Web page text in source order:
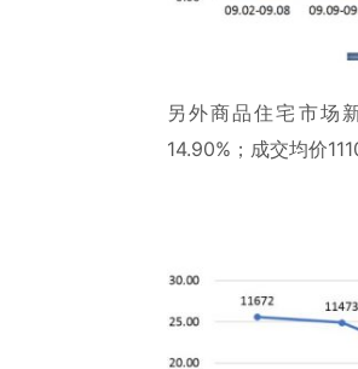
另外商品住宅市场
14.90%；成交均价